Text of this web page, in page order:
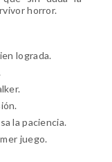
horror.
lograda.
la paciencia.
juego.